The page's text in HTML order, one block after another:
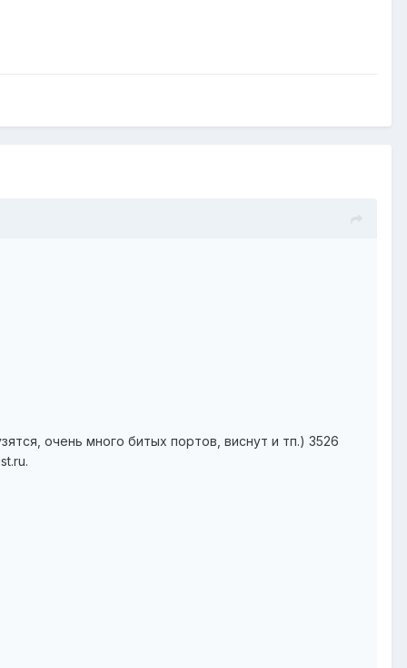
очень много битых портов, виснут и тп.) 3526